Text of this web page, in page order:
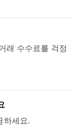
래 수수료를 걱정
하세요.